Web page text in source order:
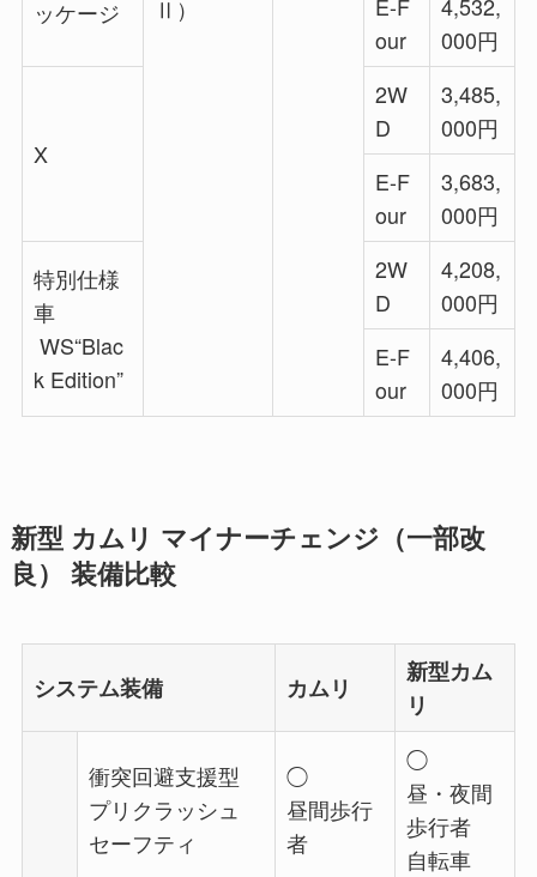
Ⅱ）
ッケージ
E-F
our
4,532,
000円
X
2W
D
3,485,
000円
E-F
our
3,683,
000円
特別仕様
車
WS“Blac
k Edition”
2W
D
4,208,
000円
E-F
our
4,406,
000円
新型 カムリ マイナーチェンジ（一部改
良） 装備比較
システム装備 カムリ
新型カム
リ
衝突回避支援型
プリクラッシュ
セーフティ
◯
昼間歩行
者
◯
昼・夜間
歩行者
自転車